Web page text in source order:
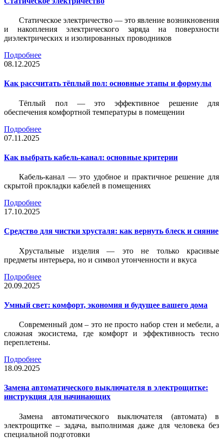
Статическое электричество — это явление возникновения
и накопления электрического заряда на поверхности
диэлектрических и изолированных проводников
Подробнее
08.12.2025
Как рассчитать тёплый пол: основные этапы и формулы
Тёплый пол — это эффективное решение для
обеспечения комфортной температуры в помещении
Подробнее
07.11.2025
Как выбрать кабель-канал: основные критерии
Кабель-канал — это удобное и практичное решение для
скрытой прокладки кабелей в помещениях
Подробнее
17.10.2025
Средство для чистки хрусталя: как вернуть блеск и сияние
Хрустальные изделия — это не только красивые
предметы интерьера, но и символ утонченности и вкуса
Подробнее
20.09.2025
Умный свет: комфорт, экономия и будущее вашего дома
Современный дом – это не просто набор стен и мебели, а
сложная экосистема, где комфорт и эффективность тесно
переплетены.
Подробнее
18.09.2025
Замена автоматического выключателя в электрощитке:
инструкция для начинающих
Замена автоматического выключателя (автомата) в
электрощитке – задача, выполнимая даже для человека без
специальной подготовки